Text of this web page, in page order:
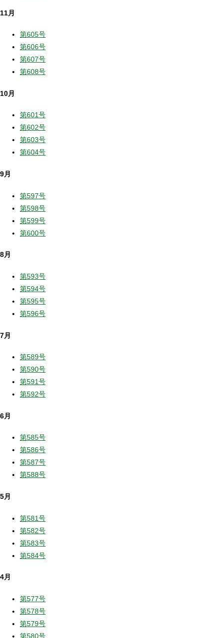
11月
第605号
第606号
第607号
第608号
10月
第601号
第602号
第603号
第604号
9月
第597号
第598号
第599号
第600号
8月
第593号
第594号
第595号
第596号
7月
第589号
第590号
第591号
第592号
6月
第585号
第586号
第587号
第588号
5月
第581号
第582号
第583号
第584号
4月
第577号
第578号
第579号
第580号